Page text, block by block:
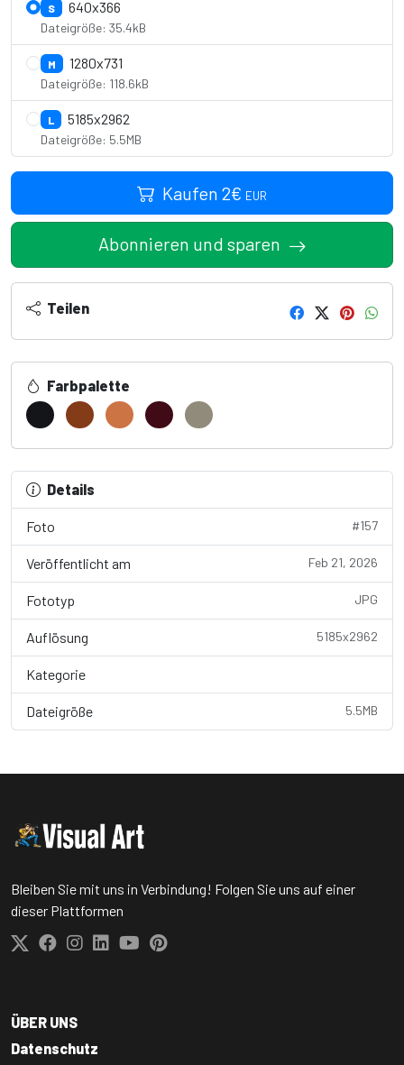
S 640x366
Dateigröße: 35.4kB
M 1280x731
Dateigröße: 118.6kB
L 5185x2962
Dateigröße: 5.5MB
Kaufen 2€ EUR
Abonnieren und sparen
Teilen
Farbpalette
Details
Foto #157
Veröffentlicht am Feb 21, 2026
Fototyp JPG
Auflösung 5185x2962
Kategorie
Dateigröße 5.5MB
Bleiben Sie mit uns in Verbindung! Folgen Sie uns auf einer
dieser Plattformen
ÜBER UNS
Datenschutz